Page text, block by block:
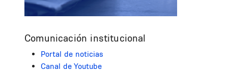
Comunicación institucional
Portal de noticias
Canal de Youtube